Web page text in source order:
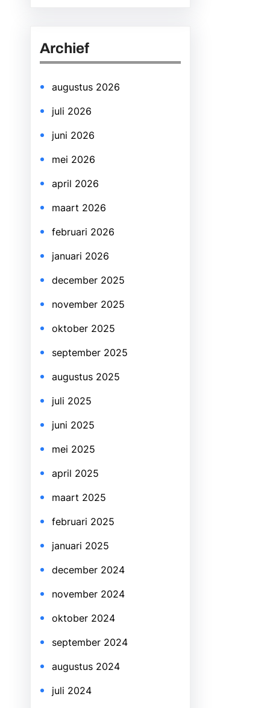
c
Archief
augustus 2026
juli 2026
juni 2026
mei 2026
april 2026
maart 2026
februari 2026
januari 2026
december 2025
november 2025
oktober 2025
september 2025
augustus 2025
juli 2025
juni 2025
mei 2025
april 2025
maart 2025
februari 2025
januari 2025
december 2024
november 2024
oktober 2024
september 2024
augustus 2024
juli 2024